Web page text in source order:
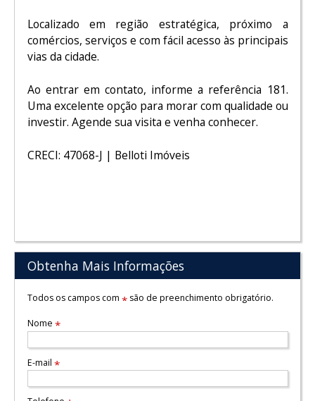
Localizado em região estratégica, próximo a
comércios, serviços e com fácil acesso às principais
vias da cidade.
Ao entrar em contato, informe a referência 181.
Uma excelente opção para morar com qualidade ou
investir. Agende sua visita e venha conhecer.
CRECI: 47068-J | Belloti Imóveis
Obtenha Mais Informações
Todos os campos com *são de preenchimento obrigatório.
Nome *
E-mail *